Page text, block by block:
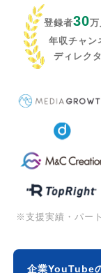
登録者30
年収チャン
ディレク
※支援実績・パー
企業YouTube